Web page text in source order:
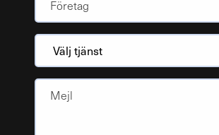
(Obligatoriskt)
Välj
tjänst